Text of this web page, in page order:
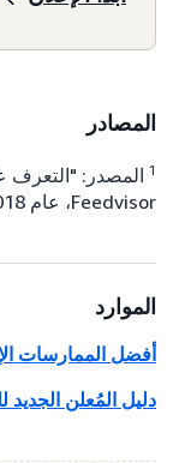
المصادر
1
Feedvisor، عام 2018
الموارد
أفضل الممارسات
دليل المُعلن الجديد